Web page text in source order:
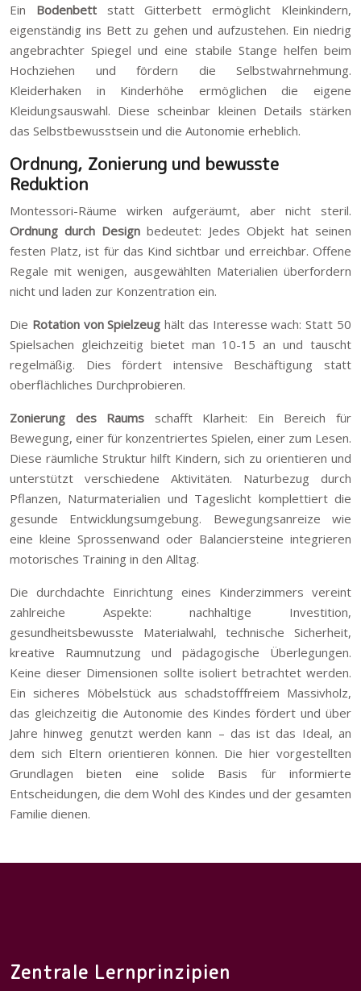
Ein Bodenbettstatt Gitterbett ermöglicht Kleinkindern,
eigenständig ins Bett zu gehen und aufzustehen. Ein niedrig
angebrachter Spiegel und eine stabile Stange helfen beim
Hochziehen und fördern die Selbstwahrnehmung.
Kleiderhaken in Kinderhöhe ermöglichen die eigene
Kleidungsauswahl. Diese scheinbar kleinen Details stärken
das Selbstbewusstsein und die Autonomie erheblich.
Ordnung, Zonierung und bewusste
Reduktion
Montessori-Räume wirken aufgeräumt, aber nicht steril.
Ordnung durch Design bedeutet: Jedes Objekt hat seinen
festen Platz, ist für das Kind sichtbar und erreichbar. Offene
Regale mit wenigen, ausgewählten Materialien überfordern
nicht und laden zur Konzentration ein.
Die Rotation von Spielzeug hält das Interesse wach: Statt 50
Spielsachen gleichzeitig bietet man 10-15 an und tauscht
regelmäßig. Dies fördert intensive Beschäftigung statt
oberflächliches Durchprobieren.
Zonierung des Raums schafft Klarheit: Ein Bereich für
Bewegung, einer für konzentriertes Spielen, einer zum Lesen.
Diese räumliche Struktur hilft Kindern, sich zu orientieren und
unterstützt verschiedene Aktivitäten. Naturbezug durch
Pflanzen, Naturmaterialien und Tageslicht komplettiert die
gesunde Entwicklungsumgebung. Bewegungsanreize wie
eine kleine Sprossenwand oder Balanciersteine integrieren
motorisches Training in den Alltag.
Die durchdachte Einrichtung eines Kinderzimmers vereint
zahlreiche Aspekte: nachhaltige Investition,
gesundheitsbewusste Materialwahl, technische Sicherheit,
kreative Raumnutzung und pädagogische Überlegungen.
Keine dieser Dimensionen sollte isoliert betrachtet werden.
Ein sicheres Möbelstück aus schadstofffreiem Massivholz,
das gleichzeitig die Autonomie des Kindes fördert und über
Jahre hinweg genutzt werden kann – das ist das Ideal, an
dem sich Eltern orientieren können. Die hier vorgestellten
Grundlagen bieten eine solide Basis für informierte
Entscheidungen, die dem Wohl des Kindes und der gesamten
Familie dienen.
Zentrale Lernprinzipien